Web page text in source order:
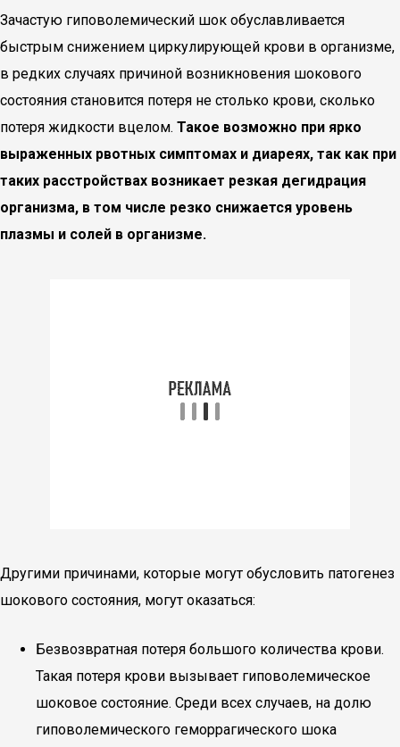
Зачастую гиповолемический шок обуславливается
быстрым снижением циркулирующей крови в организме,
в редких случаях причиной возникновения шокового
состояния становится потеря не столько крови, сколько
потеря жидкости вцелом. Такое возможно при ярко
выраженных рвотных симптомах и диареях, так как при
таких расстройствах возникает резкая дегидрация
организма, в том числе резко снижается уровень
плазмы и солей в организме.
Другими причинами, которые могут обусловить патогенез
шокового состояния, могут оказаться:
Безвозвратная потеря большого количества крови.
Такая потеря крови вызывает гиповолемическое
шоковое состояние. Среди всех случаев, на долю
гиповолемического геморрагического шока